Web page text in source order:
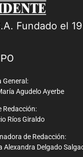
Fundado el
General:
Agudelo Ayerbe
Redacción:
Ríos Giraldo
de Redacción:
Alexandra Delgado